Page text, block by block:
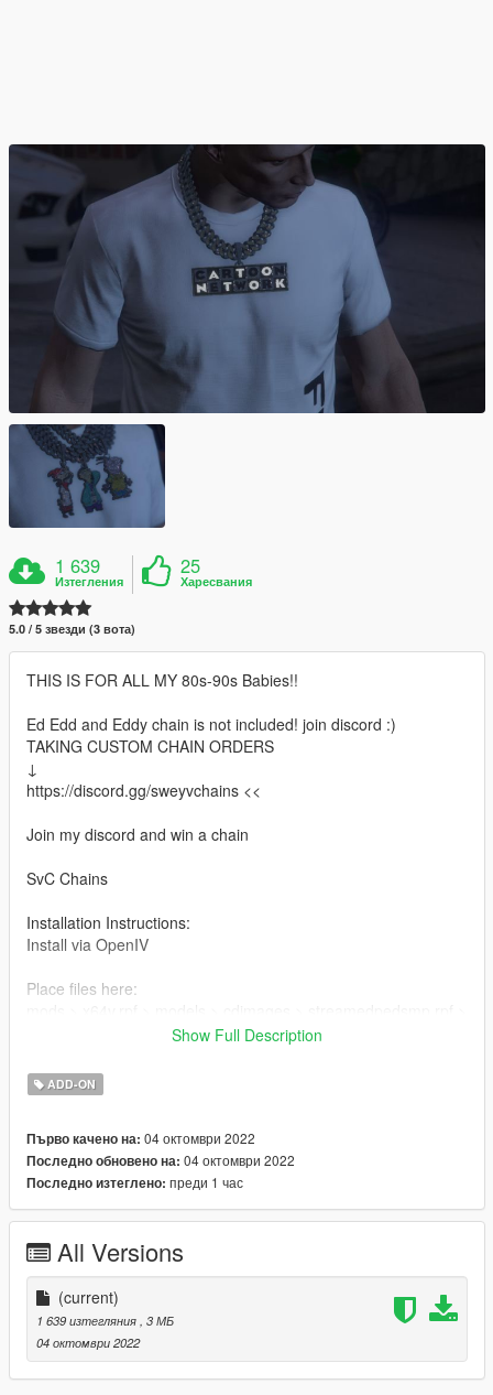
1 639
Изтегления
25
Харесвания
5.0 / 5 звезди (3 вота)
THIS IS FOR ALL MY 80s-90s Babies!!
Ed Edd and Eddy chain is not included! join discord :)
TAKING CUSTOM CHAIN ORDERS
↓
https://discord.gg/sweyvchains <<
Join my discord and win a chain
SvC Chains
Installation Instructions:
Install via OpenIV
Place files here:
mp_m_freemode_01
Or in your FiveMe resource folder
Show Full Description
ADD-ON
Първо качено на: 04 октомври 2022
Последно обновено на: 04 октомври 2022
Последно изтеглено: преди 1 час
All Versions
(current)
1 639 изтегляния , 3 МБ
04 октомври 2022